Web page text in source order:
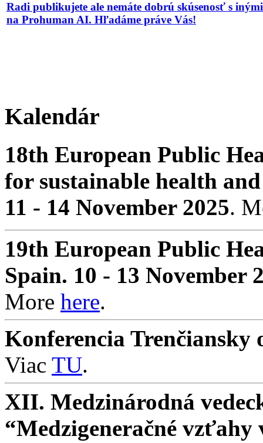
Radi publikujete ale nemáte dobrú skúsenosť s
na Prohuman AI. Hľadáme práve Vás!
Kalendár
18th European Public
for sustainable health
11 - 14 November 2025.
19th European Public
Spain. 10 - 13 November
More here.
Konferencia Trenčiansky
Viac TU.
XII. Medzinárodná
“Medzigeneračné vzťahy